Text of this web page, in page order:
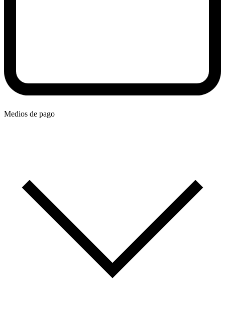
Medios de pago